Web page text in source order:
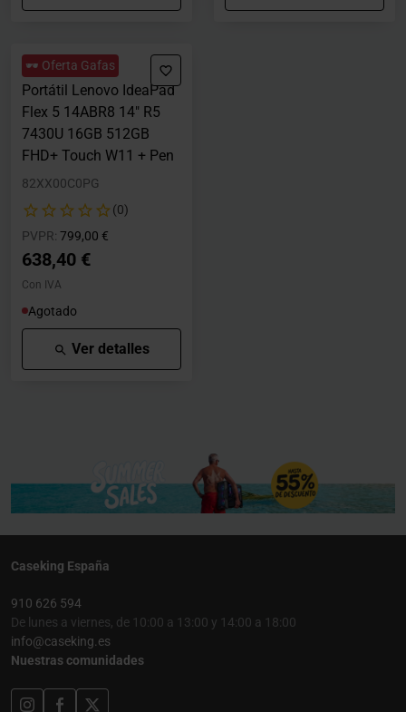
🕶️ Oferta Gafas
Portátil Lenovo IdeaPad
Flex 5 14ABR8 14" R5
7430U 16GB 512GB
FHD+ Touch W11 + Pen
82XX00C0PG
(0)
PVPR: Precio rebajado desde
799,00 €
638,40 €
Con IVA
Agotado
Ver detalles
Caseking España
910 626 594
De lunes a viernes, de 10:00 a 13:00 y 14:00 a 18:00
info@caseking.es
Nuestras comunidades